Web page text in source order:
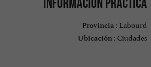
Provincia : Labourd
Ubicación : Ciudades